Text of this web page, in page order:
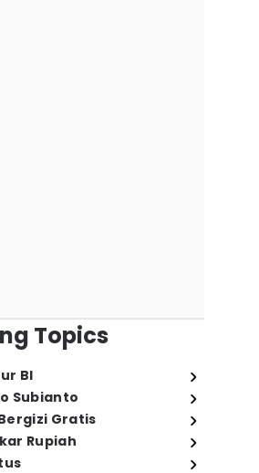
Topics
BI
Subianto
Gratis
Rupiah